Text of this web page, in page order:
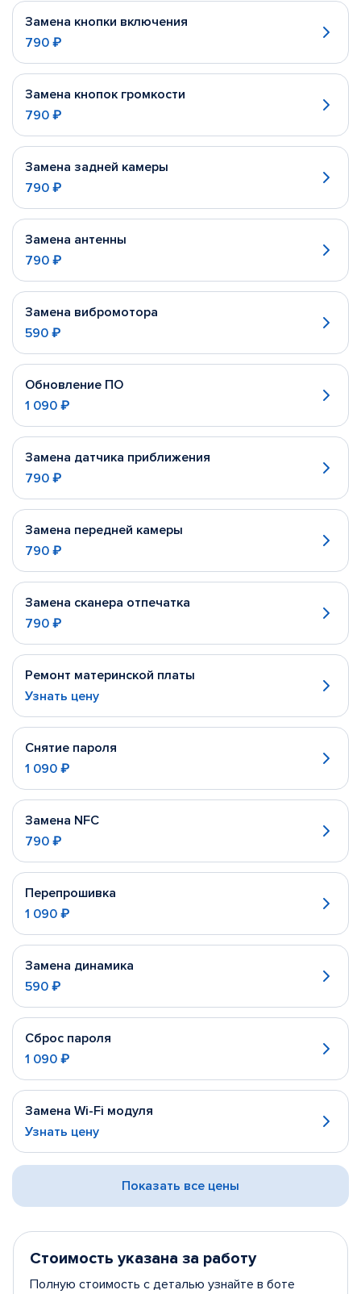
Замена кнопки включения
790 ₽
Замена кнопок громкости
790 ₽
Замена задней камеры
790 ₽
Замена антенны
790 ₽
Замена вибромотора
590 ₽
Обновление ПО
1 090 ₽
Замена датчика приближения
790 ₽
Замена передней камеры
790 ₽
Замена сканера отпечатка
790 ₽
Ремонт материнской платы
Узнать цену
Снятие пароля
1 090 ₽
Замена NFC
790 ₽
Перепрошивка
1 090 ₽
Замена динамика
590 ₽
Сброс пароля
1 090 ₽
Замена Wi-Fi модуля
Узнать цену
Показать все цены
Стоимость указана за работу
Полную стоимость с деталью узнайте в боте